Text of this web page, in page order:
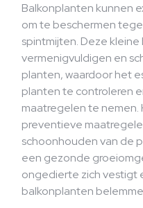
Balkonplanten kunnen
om te beschermen
spintmijten. Deze
vermenigvuldigen en
planten, waardoor het
planten te controleren
maatregelen te nemen.
preventieve
schoonhouden van de
een gezonde
ongedierte zich vestigt
balkonplanten